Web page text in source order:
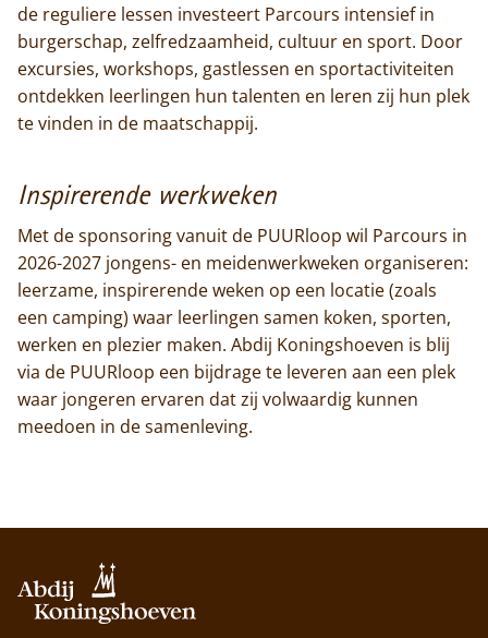
Monnik worden
Contact
de reguliere lessen investeert Parcours intensief in
burgerschap, zelfredzaamheid, cultuur en sport. Door
excursies, workshops, gastlessen en sportactiviteiten
ontdekken leerlingen hun talenten en leren zij hun plek
te vinden in de maatschappij.
Inspirerende werkweken
Met de sponsoring vanuit de PUURloop wil Parcours in
2026-2027 jongens- en meidenwerkweken organiseren:
leerzame, inspirerende weken op een locatie (zoals
een camping) waar leerlingen samen koken, sporten,
werken en plezier maken. Abdij Koningshoeven is blij
via de PUURloop een bijdrage te leveren aan een plek
waar jongeren ervaren dat zij volwaardig kunnen
meedoen in de samenleving.